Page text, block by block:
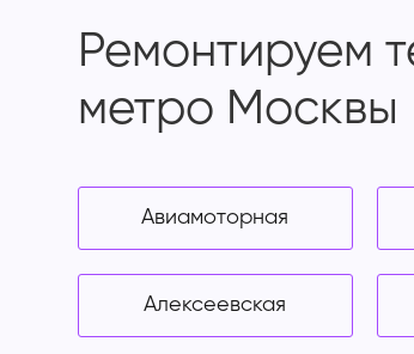
Ремонтируем
метро Москвы
Авиамоторная
Алексеевская